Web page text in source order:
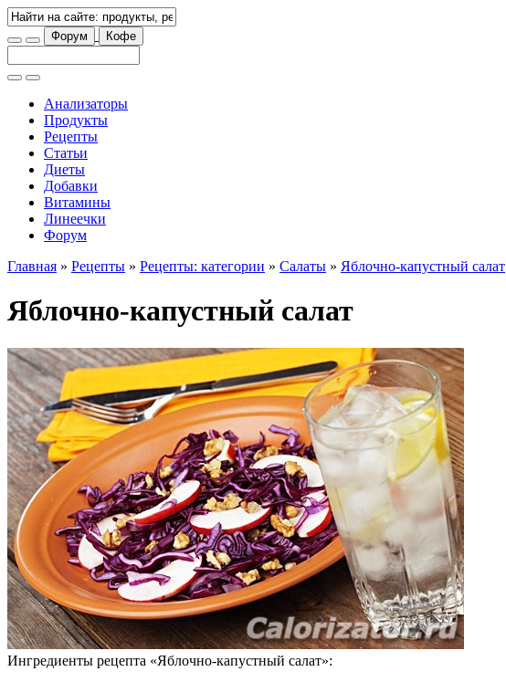
Форум Кофе
Анализаторы
Продукты
Рецепты
Статьи
Диеты
Добавки
Витамины
Линеечки
Форум
Главная » Рецепты » Рецепты: категории » Салаты » Яблочно-капустный салат
Яблочно-капустный салат
Ингредиенты рецепта «Яблочно-капустный салат»: